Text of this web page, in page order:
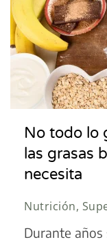
No todo lo
las grasas
necesita
Nutrición,
Durante años